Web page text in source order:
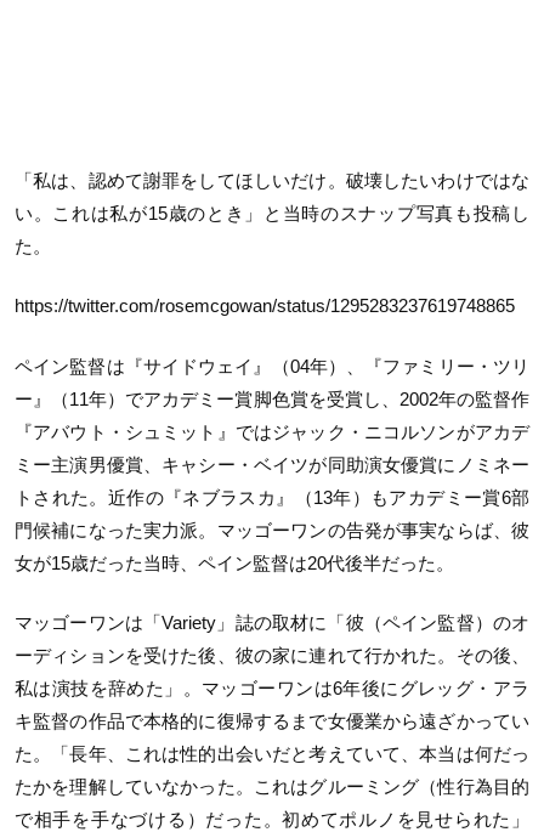
「私は、認めて謝罪をしてほしいだけ。破壊したいわけではな
い。これは私が15歳のとき」と当時のスナップ写真も投稿し
た。
https://twitter.com/rosemcgowan/status/1295283237619748865
ペイン監督は『サイドウェイ』（04年）、『ファミリー・ツリ
ー』（11年）でアカデミー賞脚色賞を受賞し、 2002年の監督作
『アバウト・シュミット』ではジャック・ニコルソンがアカデ
ミー主演男優賞、キャシー・ベイツが同助演女優賞にノミネー
トされた。近作の『ネブラスカ』（13年）もアカデミー賞6部
門候補になった実力派。マッゴーワンの告発が事実ならば、彼
女が15歳だった当時、ペイン監督は20代後半だった。
マッゴーワンは「Variety 」誌の取材に「彼（ペイン監督）のオ
ーディションを受けた後、彼の家に連れて行かれた。その後、
私は演技を辞めた」。マッゴーワンは6年後にグレッグ・アラ
キ監督の作品で本格的に復帰するまで女優業から遠ざかってい
た。「長年、これは性的出会いだと考えていて、本当は何だっ
たかを理解していなかった。これはグルーミング（性行為目的
で相手を手なづける）だった。初めてポルノを見せられた」